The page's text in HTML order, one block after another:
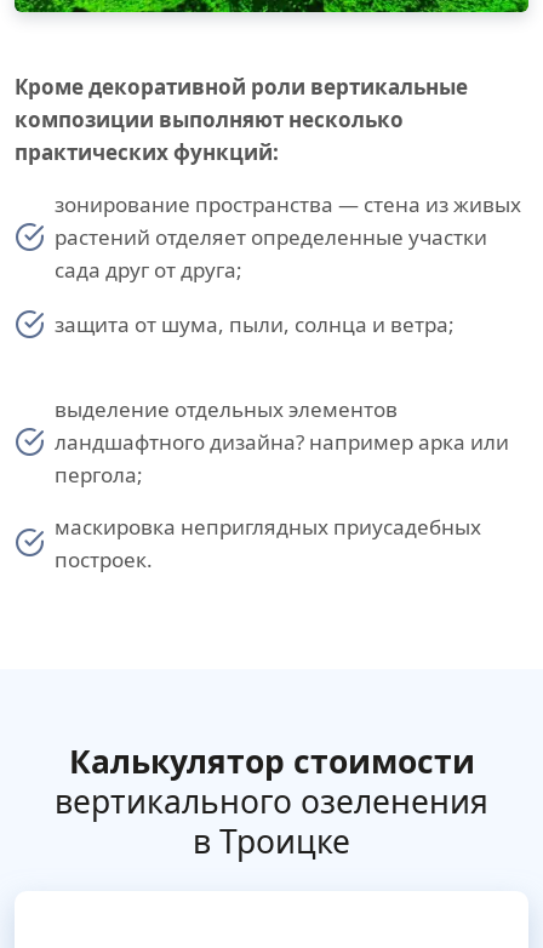
Кроме декоративной роли вертикальные
композиции выполняют несколько
практических функций:
зонирование пространства — стена из живых
растений отделяет определенные участки
сада друг от друга;
защита от шума, пыли, солнца и ветра;
выделение отдельных элементов
ландшафтного дизайна? например арка или
пергола;
маскировка неприглядных приусадебных
построек.
Калькулятор стоимости
вертикального озеленения
в Троицке